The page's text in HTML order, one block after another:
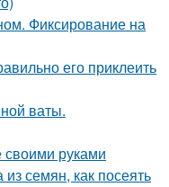
Фиксирование на
его приклеить
ваты.
своими руками
семян, как посеять